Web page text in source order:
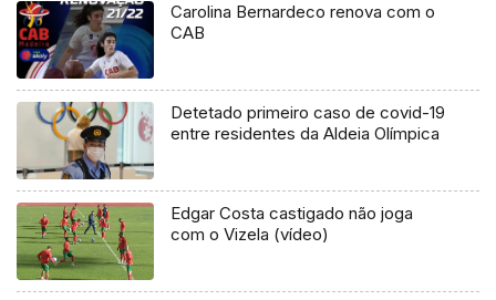
Carolina Bernardeco renova com o
CAB
Detetado primeiro caso de covid-19
entre residentes da Aldeia Olímpica
Edgar Costa castigado não joga
com o Vizela (vídeo)